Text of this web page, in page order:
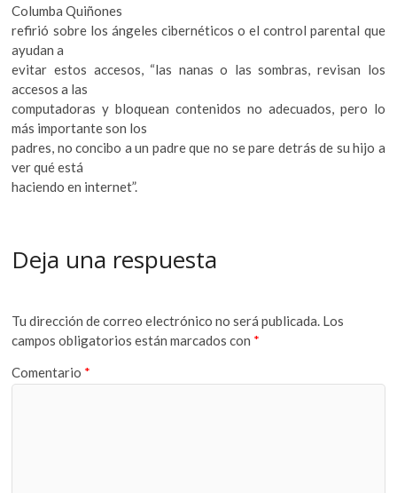
Columba Quiñones
refirió sobre los ángeles cibernéticos o el control parental que
ayudan a
evitar estos accesos, “las nanas o las sombras, revisan los
accesos a las
computadoras y bloquean contenidos no adecuados, pero lo
más importante son los
padres, no concibo a un padre que no se pare detrás de su hijo a
ver qué está
haciendo en internet”.
Deja una respuesta
Tu dirección de correo electrónico no será publicada. Los
campos obligatorios están marcados con *
Comentario *